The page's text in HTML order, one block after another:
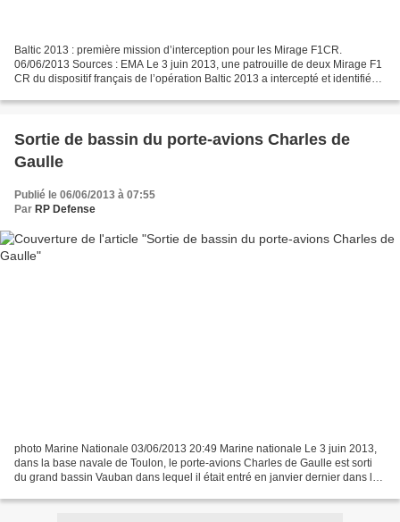
Baltic 2013 : première mission d’interception pour les Mirage F1CR.
06/06/2013 Sources : EMA Le 3 juin 2013, une patrouille de deux Mirage F1
CR du dispositif français de l’opération Baltic 2013 a intercepté et identifié
Sortie de bassin du porte-avions Charles de
Gaulle
Publié le 06/06/2013 à 07:55
Par RP Defense
photo Marine Nationale 03/06/2013 20:49 Marine nationale Le 3 juin 2013,
dans la base navale de Toulon, le porte-avions Charles de Gaulle est sorti
du grand bassin Vauban dans lequel il était entré en janvier dernier dans le